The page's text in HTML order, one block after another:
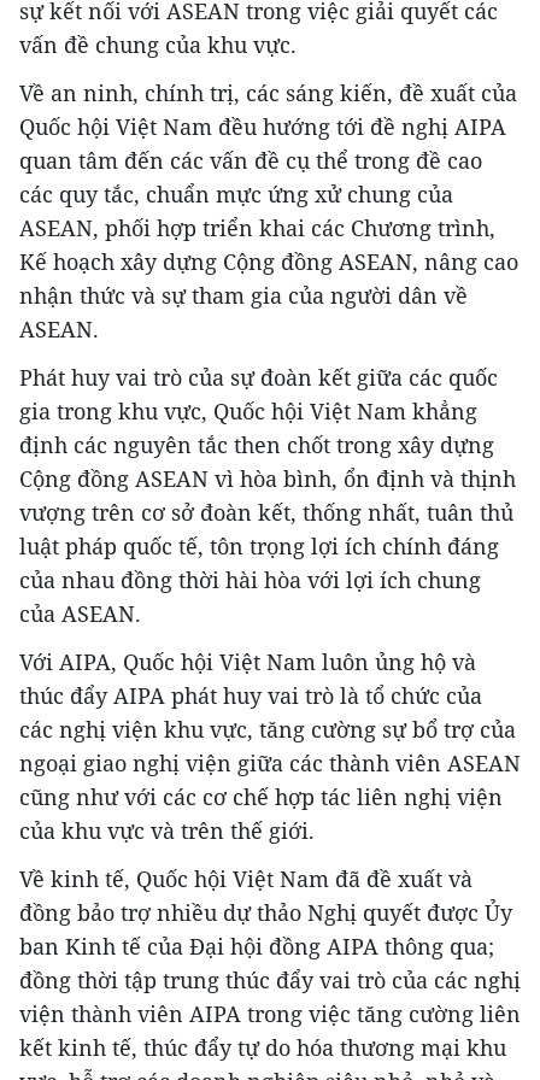
sự kết nối với ASEAN trong việc giải quyết các
vấn đề chung của khu vực.
Về an ninh, chính trị, các sáng kiến, đề xuất của
Quốc hội Việt Nam đều hướng tới đề nghị AIPA
quan tâm đến các vấn đề cụ thể trong đề cao
các quy tắc, chuẩn mực ứng xử chung của
ASEAN, phối hợp triển khai các Chương trình,
Kế hoạch xây dựng Cộng đồng ASEAN, nâng cao
nhận thức và sự tham gia của người dân về
ASEAN.
Phát huy vai trò của sự đoàn kết giữa các quốc
gia trong khu vực, Quốc hội Việt Nam khẳng
định các nguyên tắc then chốt trong xây dựng
Cộng đồng ASEAN vì hòa bình, ổn định và thịnh
vượng trên cơ sở đoàn kết, thống nhất, tuân thủ
luật pháp quốc tế, tôn trọng lợi ích chính đáng
của nhau đồng thời hài hòa với lợi ích chung
của ASEAN.
Với AIPA, Quốc hội Việt Nam luôn ủng hộ và
thúc đẩy AIPA phát huy vai trò là tổ chức của
các nghị viện khu vực, tăng cường sự bổ trợ của
ngoại giao nghị viện giữa các thành viên ASEAN
cũng như với các cơ chế hợp tác liên nghị viện
của khu vực và trên thế giới.
Về kinh tế, Quốc hội Việt Nam đã đề xuất và
đồng bảo trợ nhiều dự thảo Nghị quyết được Ủy
ban Kinh tế của Đại hội đồng AIPA thông qua;
đồng thời tập trung thúc đẩy vai trò của các nghị
viện thành viên AIPA trong việc tăng cường liên
kết kinh tế, thúc đẩy tự do hóa thương mại khu